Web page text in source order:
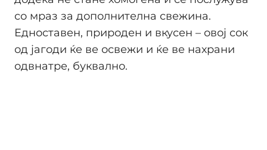
со мраз за дополнителна свежина.
Едноставен, природен и вкусен – овој сок
од јагоди ќе ве освежи и ќе ве нахрани
одвнатре, буквално.